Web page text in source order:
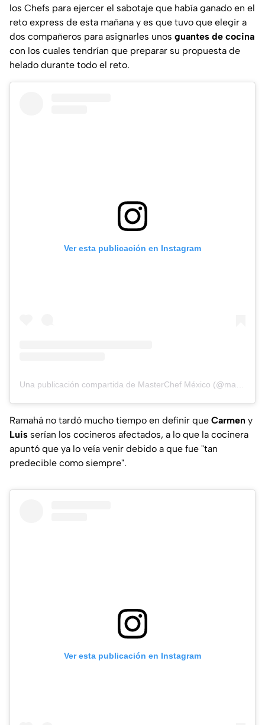
los Chefs para ejercer el sabotaje que había ganado en el
reto express de esta mañana y es que tuvo que elegir a
dos compañeros para asignarles unos guantes de cocina
con los cuales tendrían que preparar su propuesta de
helado durante todo el reto.
Ver esta publicación en Instagram
Ramahá no tardó mucho tiempo en definir que Carmen y
Luis serían los cocineros afectados, a lo que la cocinera
apuntó que ya lo veía venir debido a que fue "tan
predecible como siempre".
Ver esta publicación en Instagram